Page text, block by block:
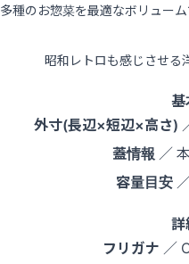
多種のお惣菜を最適なボリュー
昭和レトロも感じさせる
基
外寸(長辺×短辺×高さ)
蓋情報 ／
容量目安
詳
フリガナ ／